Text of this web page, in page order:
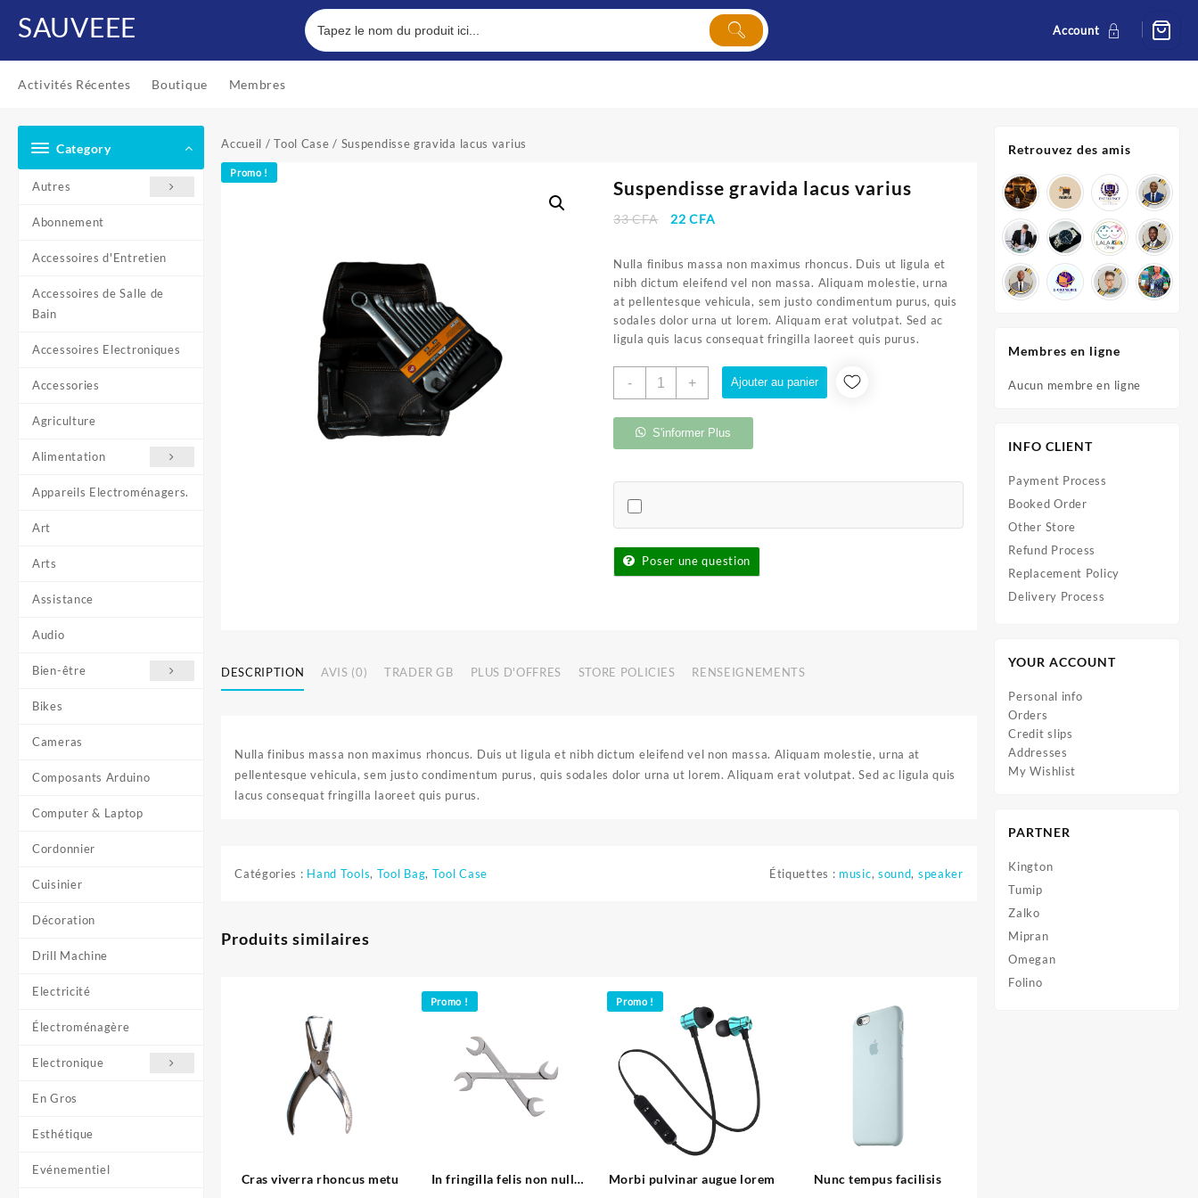
SAUVEEE Account
Activités Récentes Boutique Membres
Category
Autres
Abonnement
Accessoires d'Entretien
Accessoires de Salle de
Bain
Accessoires Electroniques
Accessories
Agriculture
Alimentation
Appareils Electroménagers.
Art
Arts
Assistance
Audio
Bien-être
Bikes
Cameras
Composants Arduino
Computer & Laptop
Cordonnier
Cuisinier
Décoration
Drill Machine
Electricité
Électroménagère
Electronique
En Gros
Esthétique
Evénementiel
Accueil /Tool Case / Suspendisse gravida lacus varius
Promo !
Suspendisse gravida lacus varius
33CFA
Le
22CFALe
Nulla finibus massa non maximus rhoncus. Duis ut ligula et
nibh dictum eleifend vel non massa. Aliquam molestie, urna
at pellentesque vehicula, sem justo condimentum purus, quis
sodales dolor urna ut lorem. Aliquam erat volutpat. Sed ac
ligula quis lacus consequat fringilla laoreet quis purus.
-
quantité
gravida
lacus
+ Ajouter au panier
S'informer Plus
Poser une question
DESCRIPTION AVIS (0) TRADER GB PLUS D'OFFRES STORE POLICIES RENSEIGNEMENTS
Nulla finibus massa non maximus rhoncus. Duis ut ligula et nibh dictum eleifend vel non massa. Aliquam molestie, urna at
pellentesque vehicula, sem justo condimentum purus, quis sodales dolor urna ut lorem. Aliquam erat volutpat. Sed ac ligula quis
lacus consequat fringilla laoreet quis purus.
Catégories : Hand Tools, Tool Bag, Tool Case Étiquettes : music, sound, speaker
Produits similaires
Cras viverra rhoncus metu
Promo !
In fringilla felis non nulla
Promo !
Morbi pulvinar augue lorem
Nunc tempus facilisis
Retrouvez des amis
Membres en ligne
Aucun membre en ligne
INFO CLIENT
Payment Process
Booked Order
Other Store
Refund Process
Replacement Policy
Delivery Process
YOUR ACCOUNT
Personal info
Orders
Credit slips
Addresses
My Wishlist
PARTNER
Kington
Tumip
Zalko
Mipran
Omegan
Folino